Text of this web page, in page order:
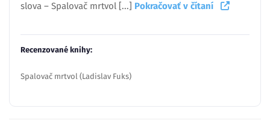
slova – Spalovač mrtvol [...] Pokračovať v čítaní
Recenzované knihy:
Spalovač mrtvol (Ladislav Fuks)